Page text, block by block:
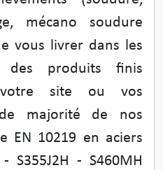
mécano soudure
vous livrer dans les
des produits finis
site ou vos
majorité de nos
EN 10219 en aciers
- S355J2H - S460MH